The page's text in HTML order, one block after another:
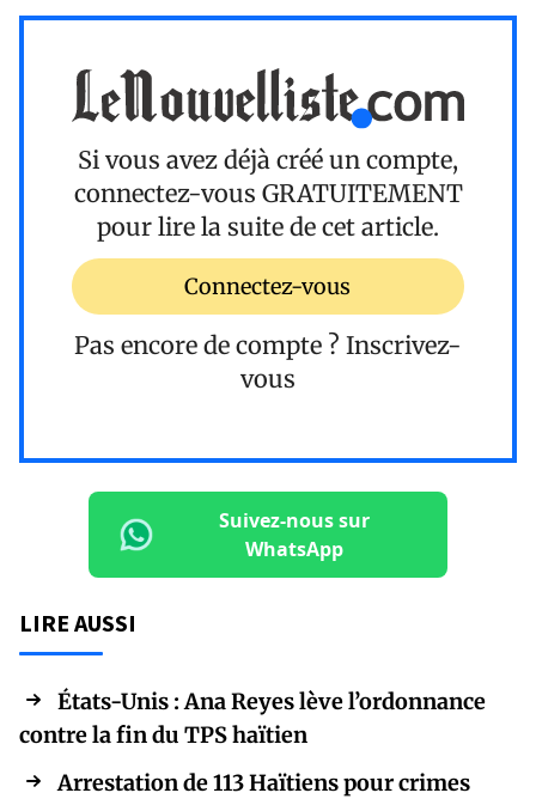
Si vous avez déjà créé un compte,
connectez-vous GRATUITEMENT
pour lire la suite de cet article.
Connectez-vous
Pas encore de compte ? Inscrivez-
vous
Suivez-nous sur
WhatsApp
LIRE AUSSI
États-Unis : Ana Reyes lève l’ordonnance
contre la fin du TPS haïtien
Arrestation de 113 Haïtiens pour crimes